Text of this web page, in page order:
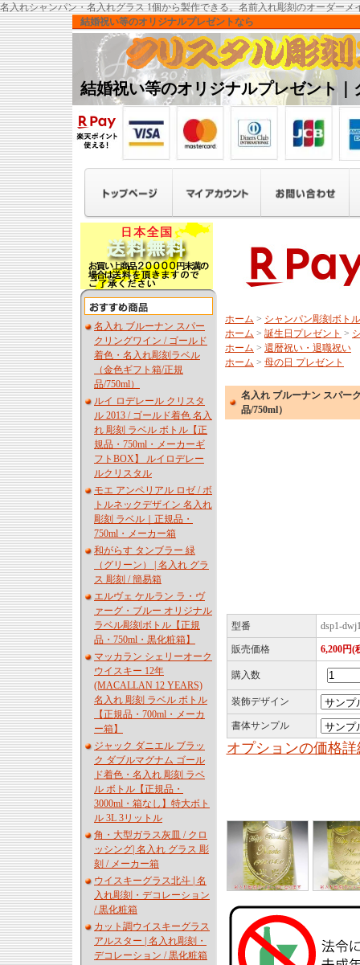
名入れシャンパン・名入れグラス 1個から製作できる。名前入れ彫刻のオーダーメ
結婚祝い等のオリジナルプレゼントなら
結婚祝い等のオリジナルプレゼント｜
名入れ ブルーナン スパー
クリングワイン / ゴールド
着色・名入れ彫刻ラベル
（金色ギフト箱/正規
品/750ml）
ルイ ロデレール クリスタ
ル 2013 / ゴールド着色 名入
れ 彫刻 ラベル ボトル【正
規品・750ml・メーカーギ
フトBOX】 ルイロデレー
ルクリスタル
モエ アンペリアル ロゼ / ボ
トルネックデザイン 名入れ
彫刻 ラベル｜正規品・
750ml・メーカー箱
和がらす タンブラー 緑
（グリーン） | 名入れ グラ
ス 彫刻 / 簡易箱
エルヴェ ケルラン ラ・ヴ
ァーグ・ブルー オリジナル
ラベル彫刻ボトル【正規
品・750ml・黒化粧箱】
マッカラン シェリーオーク
ウイスキー 12年
(MACALLAN 12 YEARS)
名入れ 彫刻 ラベル ボトル
【正規品・700ml・メーカ
ー箱】
ジャック ダニエル ブラッ
ク ダブルマグナム ゴール
ド着色・名入れ 彫刻 ラベ
ル ボトル【正規品・
3000ml・箱なし】特大ボト
ル 3L 3リットル
角・大型ガラス灰皿 / クロ
ッシング| 名入れ グラス 彫
刻 / メーカー箱
ウイスキーグラス北斗 | 名
入れ彫刻・デコレーション
/ 黒化粧箱
カット調ウイスキーグラス
アルスター | 名入れ彫刻・
デコレーション / 黒化粧箱
ホーム > シャンパン彫刻ボト
ホーム > 誕生日プレゼント >
ホーム > 還暦祝い・退職祝い
ホーム > 母の日 プレゼント
名入れ ブルーナン スパー
品/750ml）
型番 dsp1-
販売価格 6,200円(
購入数
装飾デザイン
書体サンプル
オプションの価格